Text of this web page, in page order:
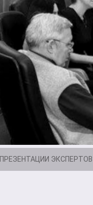
ПРЕЗЕНТАЦИИ ЭКСПЕРТОВ